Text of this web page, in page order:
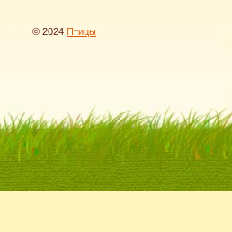
© 2024 Птицы